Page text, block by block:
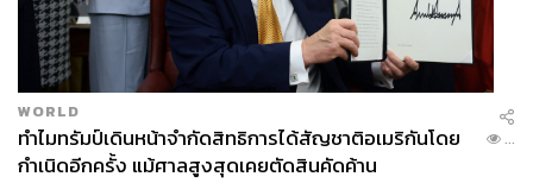
WORLD
ทำไมทรัมป์เดินหน้าจำกัดสิทธิการได้สัญชาติอเมริกันโดย
กำเนิดอีกครั้ง แม้ศาลสูงสุดเคยตัดสินคัดค้าน
...